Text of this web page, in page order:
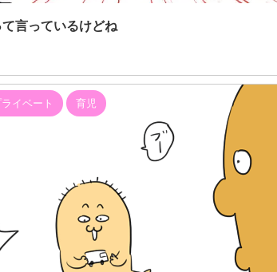
て言っているけどね
イベート 育児